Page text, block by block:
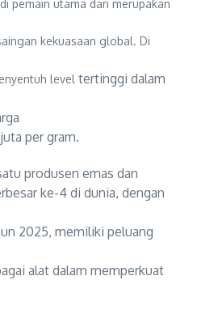
pemain utama dan merupakan
kekuasaan global. Di
level tertinggi dalam
per gram.
produsen emas dan
ke-4 di dunia, dengan
2025, memiliki peluang
alat dalam memperkuat